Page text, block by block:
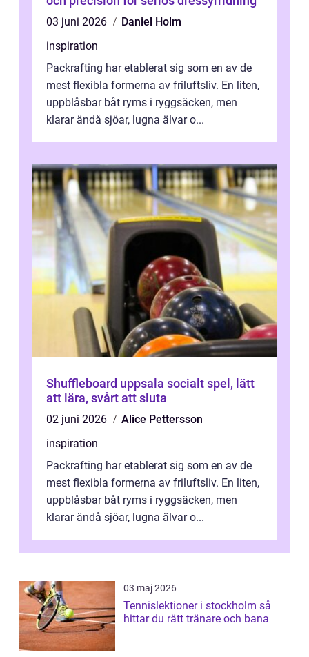
03 juni 2026
Daniel Holm
inspiration
Packrafting har etablerat sig som en av de
mest flexibla formerna av friluftsliv. En liten,
uppblåsbar båt ryms i ryggsäcken, men
klarar ändå sjöar, lugna älvar o...
Shuffleboard uppsala socialt spel, lätt
att lära, svårt att sluta
02 juni 2026
Alice Pettersson
inspiration
Packrafting har etablerat sig som en av de
mest flexibla formerna av friluftsliv. En liten,
uppblåsbar båt ryms i ryggsäcken, men
klarar ändå sjöar, lugna älvar o...
03 maj 2026
Tennislektioner i stockholm så
hittar du rätt tränare och bana